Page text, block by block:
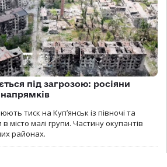
під загрозою: росіяни
напрямків
тиск на Куп’янськ із півночі та
місто малі групи. Частину окупантів
районах.